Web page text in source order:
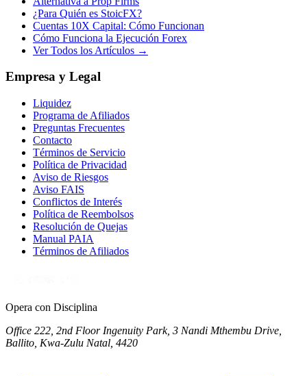
¿Para Quién es StoicFX?
Cuentas 10X Capital: Cómo Funcionan
Cómo Funciona la Ejecución Forex
Ver Todos los Artículos →
Empresa y Legal
Liquidez
Programa de Afiliados
Preguntas Frecuentes
Contacto
Términos de Servicio
Política de Privacidad
Aviso de Riesgos
Aviso FAIS
Conflictos de Interés
Política de Reembolsos
Resolución de Quejas
Manual PAIA
Términos de Afiliados
Opera con Disciplina
Office 222, 2nd Floor Ingenuity Park, 3 Nandi Mthembu Drive,
Ballito, Kwa-Zulu Natal, 4420